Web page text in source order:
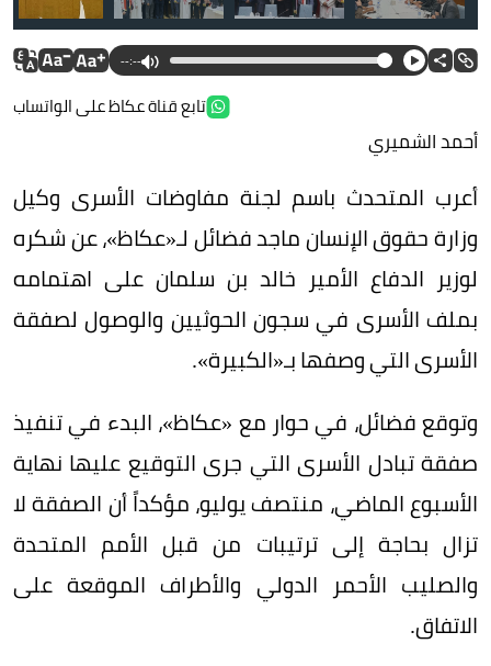
فضائل والمبعوث الأممي.
--:--
تابع قناة عكاظ على الواتساب
أحمد الشميري
أعرب المتحدث باسم لجنة مفاوضات الأسرى وكيل
وزارة حقوق الإنسان ماجد فضائل لـ«عكاظ»، عن شكره
لوزير الدفاع الأمير خالد بن سلمان على اهتمامه
بملف الأسرى في سجون الحوثيين والوصول لصفقة
الأسرى التي وصفها بـ«الكبيرة».
وتوقع فضائل، في حوار مع «عكاظ»، البدء في تنفيذ
صفقة تبادل الأسرى التي جرى التوقيع عليها نهاية
الأسبوع الماضي، منتصف يوليو، مؤكداً أن الصفقة لا
تزال بحاجة إلى ترتيبات من قبل الأمم المتحدة
والصليب الأحمر الدولي والأطراف الموقعة على
الاتفاق.